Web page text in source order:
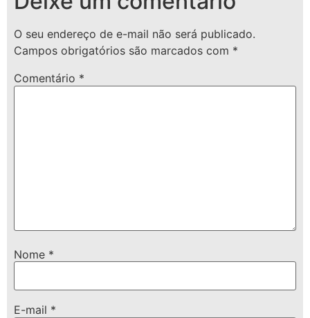
O seu endereço de e-mail não será publicado.
Campos obrigatórios são marcados com *
Comentário *
Nome *
E-mail *